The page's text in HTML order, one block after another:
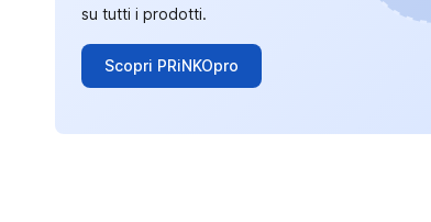
su tutti i prodotti.
Scopri PRiNKOpro